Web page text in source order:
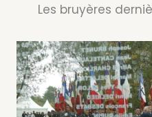
Les bruyères